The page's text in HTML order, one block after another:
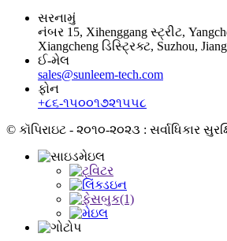
સરનામું
નંબર 15, Xihenggang સ્ટ્રીટ,
Xiangcheng ડિસ્ટ્રિક્ટ, Suzhou,
ઈ-મેલ
sales@sunleem-tech.com
ફોન
+૮૬-૧૫૦૦૧૭૨૧૫૫૮
© કૉપિરાઇટ - ૨૦૧૦-૨૦૨૩ : સર્વાધિકાર